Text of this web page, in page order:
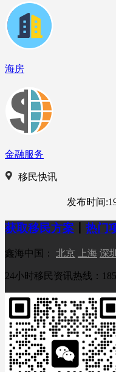
海房
金融服务
移民快讯
发布时间
获取移民方案 热门
鑫海中国： 北京 上海 深圳
24小时移民资讯热线：